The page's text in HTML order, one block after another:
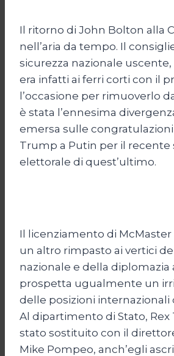
Il ritorno di John Bolton alla
nell’aria da tempo. Il
sicurezza nazionale uscente,
era infatti ai ferri corti con il
l’occasione per rimuoverlo
è stata l’ennesima
emersa sulle
Trump a Putin per il recente
elettorale di quest’ultimo.
Il licenziamento di
un altro rimpasto ai vertici
nazionale e della diplomazia
prospetta ugualmente un
delle posizioni internazionali
Al dipartimento di Stato, Rex
stato sostituito con il
Mike Pompeo, anch’egli